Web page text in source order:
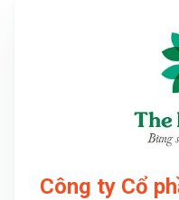
Công ty Cổ